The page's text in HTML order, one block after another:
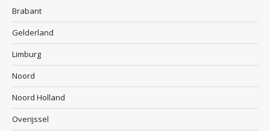
Brabant
Gelderland
Limburg
Noord
Noord Holland
Overijssel